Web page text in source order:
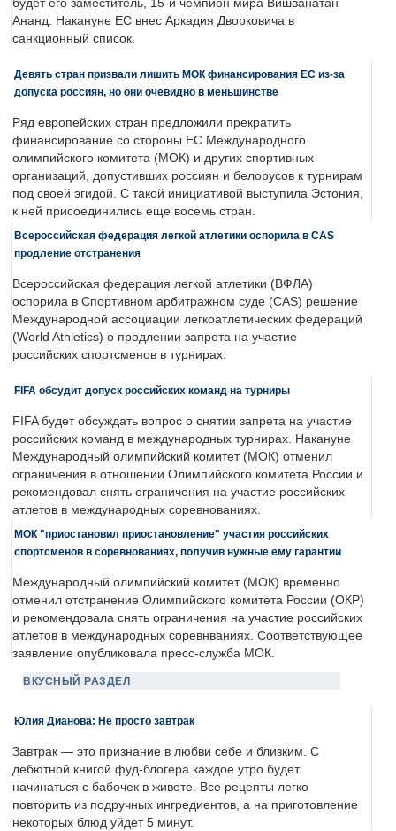
будет его заместитель, 15-й чемпион мира Вишванатан
Ананд. Накануне ЕС внес Аркадия Дворковича в
санкционный список.
Девять стран призвали лишить МОК финансирования ЕС из-за
допуска россиян, но они очевидно в меньшинстве
Ряд европейских стран предложили прекратить
финансирование со стороны ЕС Международного
олимпийского комитета (МОК) и других спортивных
организаций, допустивших россиян и белорусов к турнирам
под своей эгидой. С такой инициативой выступила Эстония,
к ней присоединились еще восемь стран.
Всероссийская федерация легкой атлетики оспорила в CAS
продление отстранения
Всероссийская федерация легкой атлетики (ВФЛА)
оспорила в Спортивном арбитражном суде (CAS) решение
Международной ассоциации легкоатлетических федераций
(World Athletics) о продлении запрета на участие
российских спортсменов в турнирах.
FIFA обсудит допуск российских команд на турниры
FIFA будет обсуждать вопрос о снятии запрета на участие
российских команд в международных турнирах. Накануне
Международный олимпийский комитет (МОК) отменил
ограничения в отношении Олимпийского комитета России и
рекомендовал снять ограничения на участие российских
атлетов в международных соревнованиях.
МОК "приостановил приостановление" участия российских
спортсменов в соревнованиях, получив нужные ему гарантии
Международный олимпийский комитет (МОК) временно
отменил отстранение Олимпийского комитета России (ОКР)
и рекомендовала снять ограничения на участие российских
атлетов в международных соревнваниях. Соответствующее
заявление опубликовала пресс-служба МОК.
ВКУСНЫЙ РАЗДЕЛ
Юлия Дианова: Не просто завтрак
Завтрак — это признание в любви себе и близким. С
дебютной книгой фуд-блогера каждое утро будет
начинаться с бабочек в животе. Все рецепты легко
повторить из подручных ингредиентов, а на приготовление
некоторых блюд уйдет 5 минут.